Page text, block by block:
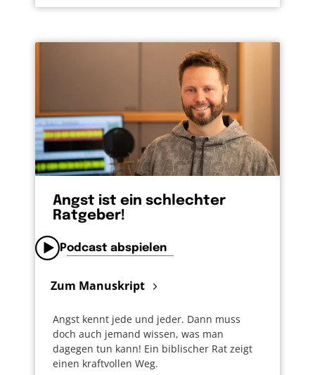
Angst ist ein schlechter
Ratgeber!
Podcast abspielen
Zum Manuskript
Angst kennt jede und jeder. Dann muss
doch auch jemand wissen, was man
dagegen tun kann! Ein biblischer Rat zeigt
einen kraftvollen Weg.